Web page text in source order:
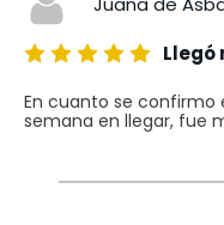
Llegó
En cuanto se confirmo
semana en llegar, fue